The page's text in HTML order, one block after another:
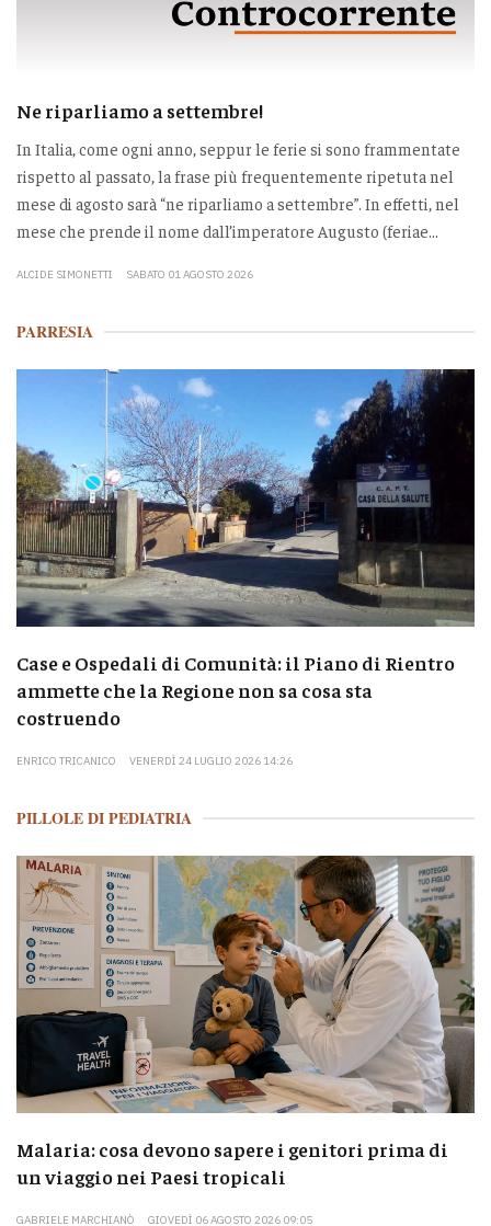
Ne riparliamo a settembre!
In Italia, come ogni anno, seppur le ferie si sono frammentate
rispetto al passato, la frase più frequentemente ripetuta nel
mese di agosto sarà “ne riparliamo a settembre”. In effetti, nel
mese che prende il nome dall’imperatore Augusto (feriae...
ALCIDE SIMONETTI SABATO 01 AGOSTO 2026
PARRESIA
Case e Ospedali di Comunità: il Piano di Rientro
ammette che la Regione non sa cosa sta
costruendo
ENRICO TRICANICO VENERDÌ 24 LUGLIO 2026 14:26
PILLOLE DI PEDIATRIA
Malaria: cosa devono sapere i genitori prima di
un viaggio nei Paesi tropicali
GABRIELE MARCHIANÒ GIOVEDÌ 06 AGOSTO 2026 09:05